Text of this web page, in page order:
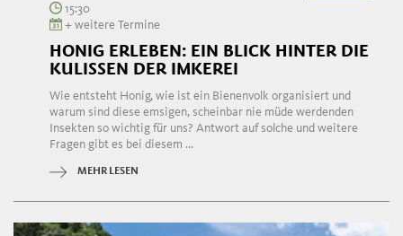
15:30
+ weitere Termine
HONIG ERLEBEN: EIN BLICK HINTER DIE
KULISSEN DER IMKEREI
Wie entsteht Honig, wie ist ein Bienenvolk organisiert und
warum sind diese emsigen, scheinbar nie müde werdenden
Insekten so wichtig für uns? Antwort auf solche und weitere
Fragen gibt es bei diesem ...
MEHR LESEN